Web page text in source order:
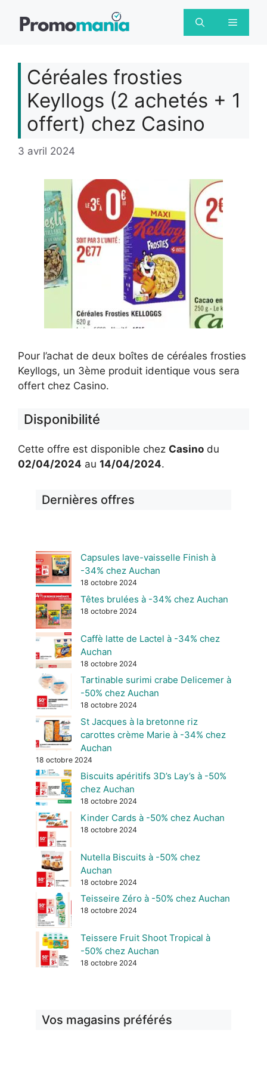
Menu
Céréales frosties
Keyllogs (2 achetés + 1
offert) chez Casino
3 avril 2024
Pour l’achat de deux boîtes de céréales frosties
Keyllogs, un 3ème produit identique vous sera
offert chez Casino.
Disponibilité
Cette offre est disponible chez Casino du
02/04/2024 au 14/04/2024.
Dernières offres
Capsules lave-vaisselle Finish à
-34% chez Auchan
18 octobre 2024
Têtes brulées à -34% chez Auchan
18 octobre 2024
Caffè latte de Lactel à -34% chez
Auchan
18 octobre 2024
Tartinable surimi crabe Delicemer à
-50% chez Auchan
18 octobre 2024
St Jacques à la bretonne riz
carottes crème Marie à -34% chez
Auchan
18 octobre 2024
Biscuits apéritifs 3D’s Lay’s à -50%
chez Auchan
18 octobre 2024
Kinder Cards à -50% chez Auchan
18 octobre 2024
Nutella Biscuits à -50% chez
Auchan
18 octobre 2024
Teisseire Zéro à -50% chez Auchan
18 octobre 2024
Teissere Fruit Shoot Tropical à
-50% chez Auchan
18 octobre 2024
Vos magasins préférés